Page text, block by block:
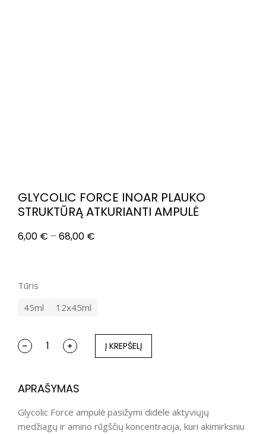
GLYCOLIC FORCE INOAR PLAUKO
STRUKTŪRĄ ATKURIANTI AMPULĖ
6,00 € – 68,00 €
Tūris
45ml
12x45ml
Į KREPŠELĮ
APRAŠYMAS
Glycolic Force ampulė pasižymi didele aktyviųjų
medžiagų ir amino rūgščių koncentracija, kuri akimirksniu